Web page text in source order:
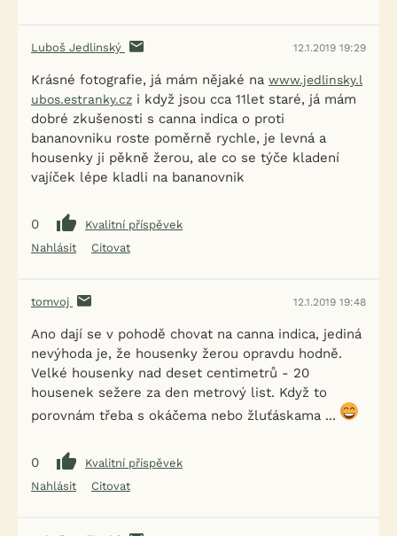
Luboš Jedlinský 12.1.2019 19:29
Krásné fotografie, já mám nějaké na www.jedlinsky.l
ubos.estranky.cz i když jsou cca 11let staré, já mám
dobré zkušenosti s canna indica o proti
bananovniku roste poměrně rychle, je levná a
housenky ji pěkně žerou, ale co se týče kladení
vajíček lépe kladli na bananovnik
0
Kvalitní příspěvek
Nahlásit
Citovat
tomvoj 12.1.2019 19:48
Ano dají se v pohodě chovat na canna indica, jediná
nevýhoda je, že housenky žerou opravdu hodně.
Velké housenky nad deset centimetrů - 20
housenek sežere za den metrový list. Když to
porovnám třeba s okáčema nebo žluťáskama ...
0
Kvalitní příspěvek
Nahlásit
Citovat